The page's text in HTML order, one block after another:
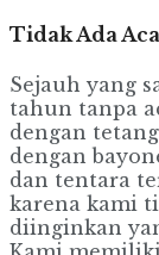
Tidak Ada
Sejauh yang
tahun tanpa
dengan
dengan
dan tentara
karena kami
diinginkan